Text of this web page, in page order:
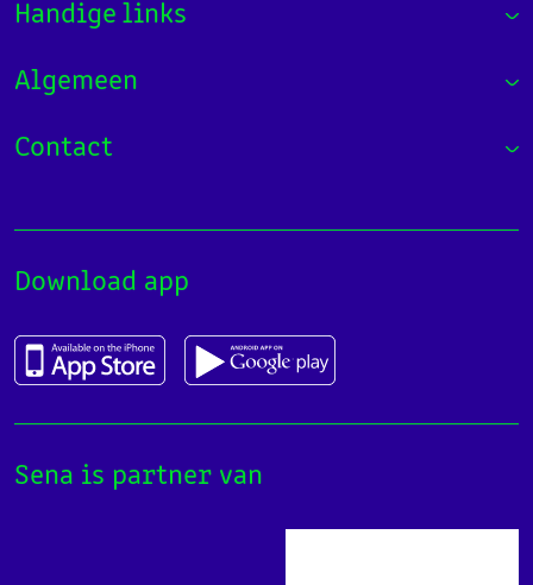
Handige links
Algemeen
Contact
Download app
Sena is partner van